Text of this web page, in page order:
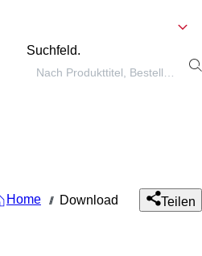
Suchfeld.
Home /// Download Teilen